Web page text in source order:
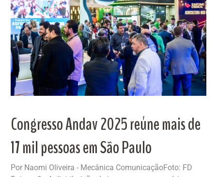
Congresso Andav 2025 reúne mais de
17 mil pessoas em São Paulo
Por Naomi Oliveira - Mecânica ComunicaçãoFoto: FD